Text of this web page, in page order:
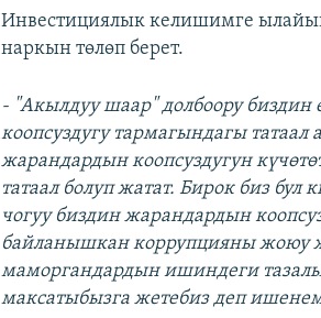
Инвестициялык келишимге
наркын төлөп берет.
- "Акылдуу шаар" долбоору биздин
коопсуздугу тармагындагы
жарандардын коопсуздугун
татаал болуп жатат. Бирок биз
чогуу биздин жарандардын
байланышкан коррупцияны жоюу
маморгандардын ишиндеги
максатыбызга жетебиз деп